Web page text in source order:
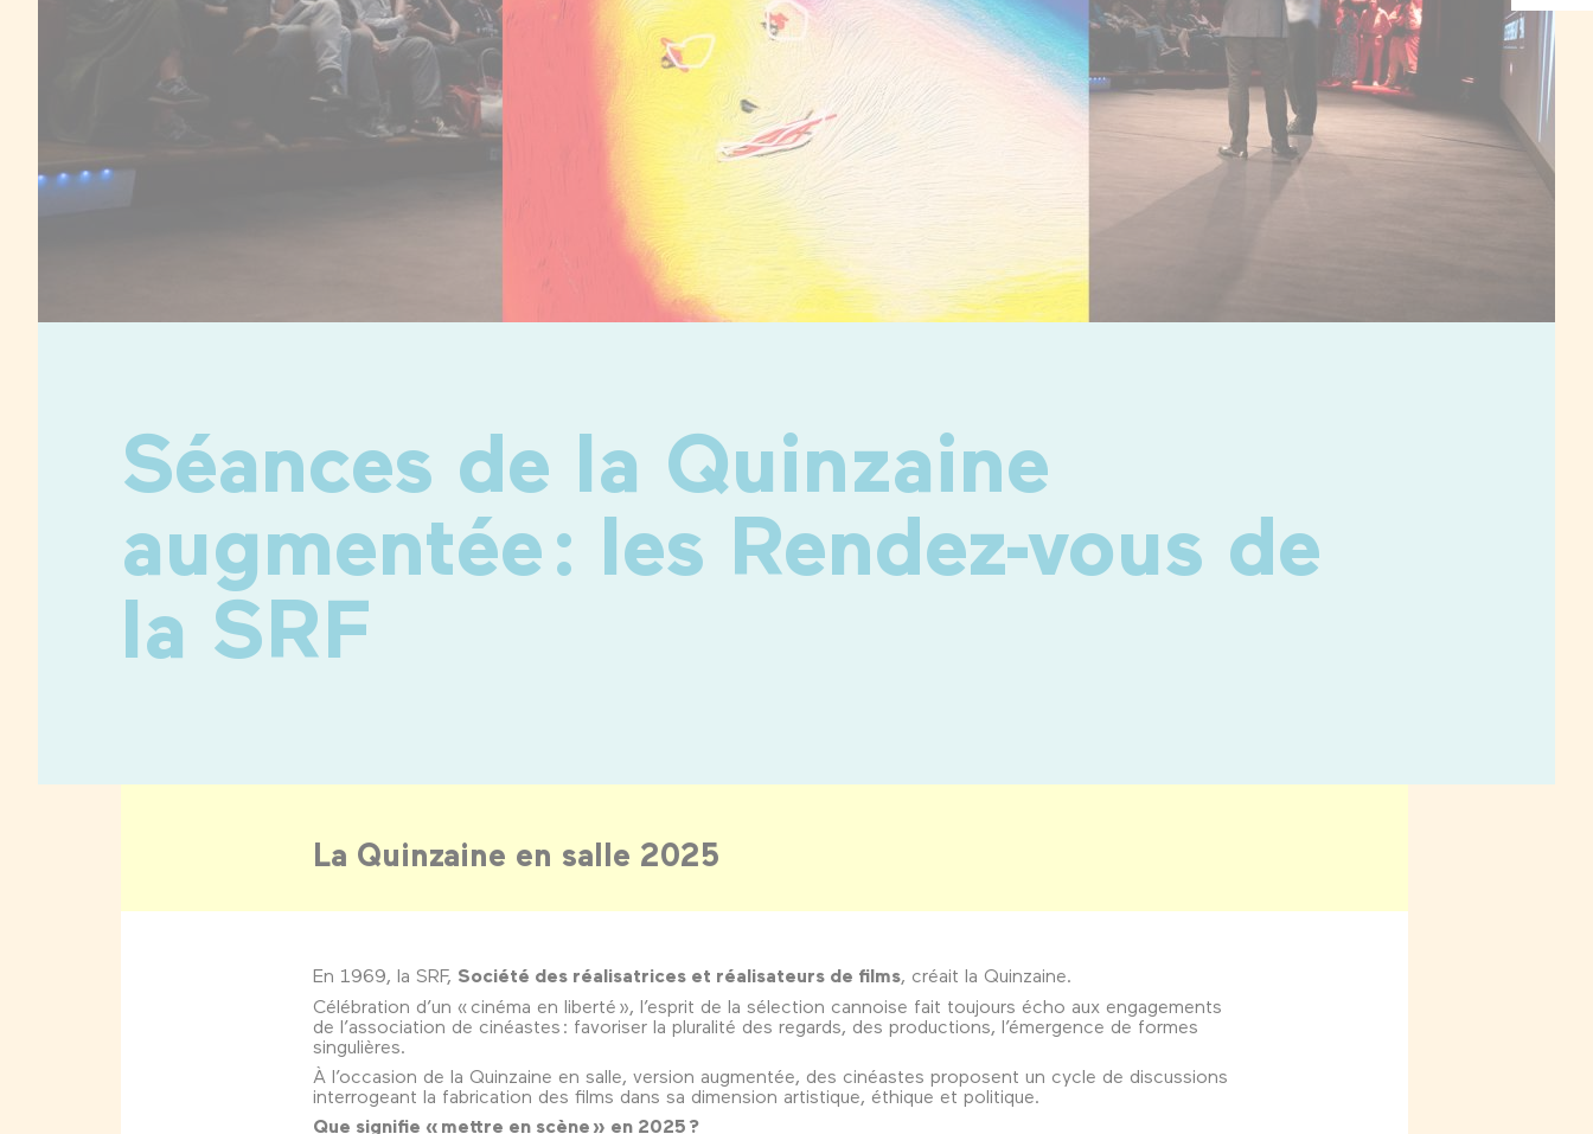
Séances de la Quinzaine
augmentée : les Rendez-vous de
la SRF
La Quinzaine en salle 2025
En 1969, la SRF, Société des réalisatrices et réalisateurs de films, créait la Quinzaine.
Célébration d’un « cinéma en liberté », l’esprit de la sélection cannoise fait toujours écho aux engagements
de l’association de cinéastes : favoriser la pluralité des regards, des productions, l’émergence de formes
singulières.
À l’occasion de la Quinzaine en salle, version augmentée, des cinéastes proposent un cycle de discussions
interrogeant la fabrication des films dans sa dimension artistique, éthique et politique.
Que signifie « mettre en scène » en 2025 ?